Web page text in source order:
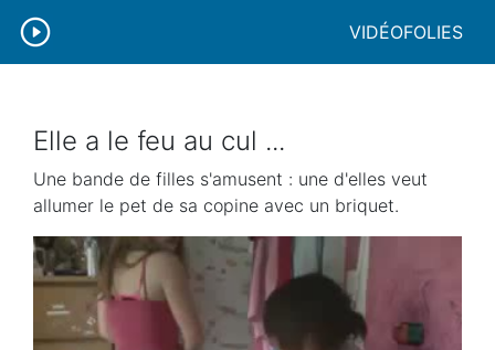
VIDÉOFOLIES
Elle a le feu au cul ...
Une bande de filles s'amusent : une d'elles veut
allumer le pet de sa copine avec un briquet.